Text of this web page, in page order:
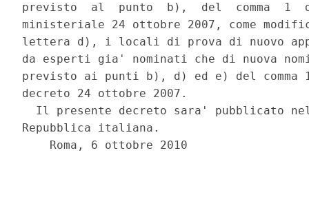
previsto  al  punto  b),  del  comma
ministeriale 24 ottobre 2007, come
lettera d), i locali di prova di nuovo
da esperti gia' nominati che di nuova
previsto ai punti b), d) ed e) del comma
decreto 24 ottobre 2007.
Il presente decreto sara' pubblicato
Repubblica italiana.
    Roma, 6 ottobre 2010